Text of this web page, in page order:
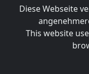
Diese Webseite
This website